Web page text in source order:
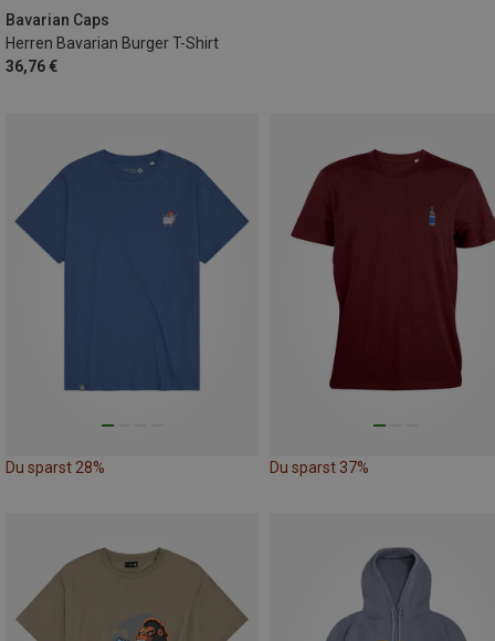
Bavarian Caps
Herren Bavarian Burger T-Shirt
36,76 €
3XL
Du sparst 28% Du sparst 37%